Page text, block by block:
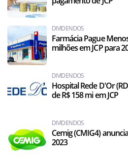
DIVIDENDOS
Farmácia Pague
milhões em JCP para
DIVIDENDOS
Hospital Rede D'Or
de R$ 158 mi em JCP
DIVIDENDOS
Cemig (CMIG4)
2023